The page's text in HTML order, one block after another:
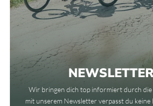
Wir bringen dich top informiert durch die
mit unserem Newsletter verpasst du keine